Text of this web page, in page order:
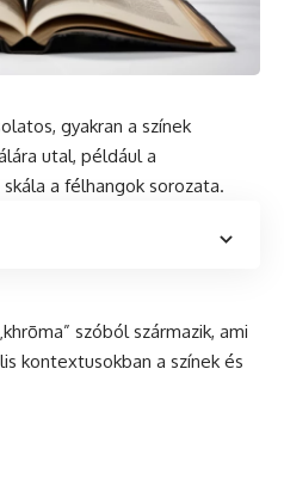
gyakran a színek
utal, például a
a félhangok sorozata.
szóból származik, ami
kontextusokban a színek és